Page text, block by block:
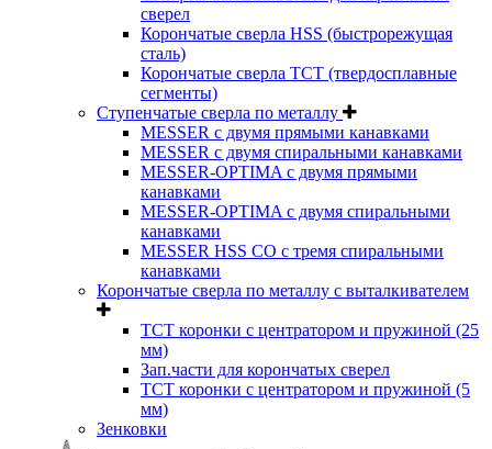
сверел
Корончатые сверла HSS (быстрорежущая
сталь)
Корончатые сверла TCT (твердосплавные
сегменты)
Ступенчатые сверла по металлу
MESSER с двумя прямыми канавками
MESSER с двумя спиральными канавками
MESSER-OPTIMA с двумя прямыми
канавками
MESSER-OPTIMA с двумя спиральными
канавками
MESSER HSS CО с тремя спиральными
канавками
Корончатые сверла по металлу c выталкивателем
ТСТ коронки с центратором и пружиной (25
мм)
Зап.части для корончатых сверел
ТСТ коронки с центратором и пружиной (5
мм)
Зенковки